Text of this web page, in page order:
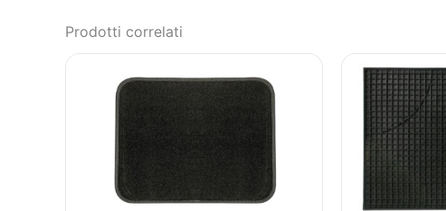
Prodotti correlati
PREZZO
ORIGINALE
€15,86.
PREZZO
ATTUALE
È: